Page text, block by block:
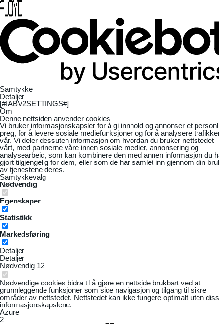
Samtykke
Detaljer
[#IABV2SETTINGS#]
Om
Denne nettsiden anvender cookies
Vi bruker informasjonskapsler for å gi innhold og annonser et
preg, for å levere sosiale mediefunksjoner og for å analysere
vår. Vi deler dessuten informasjon om hvordan du bruker nettstedet
vårt, med partnerne våre innen sosiale medier, annonsering og
analysearbeid, som kan kombinere den med annen informasjon du
gjort tilgjengelig for dem, eller som de har samlet inn gjennom din
av tjenestene deres.
Samtykkevalg
Nødvendig
Egenskaper
Statistikk
Markedsføring
Detaljer
Detaljer
Nødvendig 12
Nødvendige cookies bidra til å gjøre en nettside brukbart ved at
grunnleggende funksjoner som side navigasjon og tilgang til sikre
områder av nettstedet. Nettstedet kan ikke fungere optimalt uten
informasjonskapslene.
Azure
2